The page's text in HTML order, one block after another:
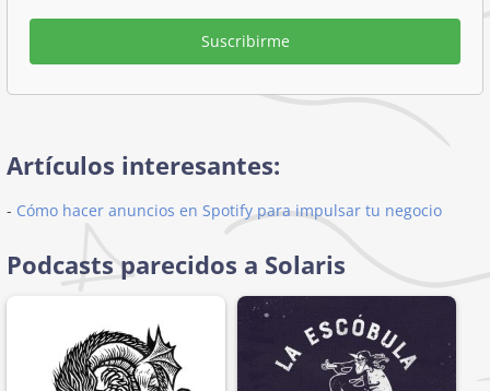
Suscribirme
Artículos interesantes:
- Cómo hacer anuncios en Spotify para impulsar tu negocio
Podcasts parecidos a Solaris